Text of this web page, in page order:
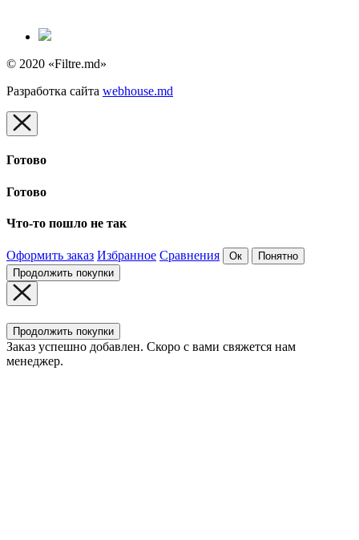
© 2020 «Filtre.md»
Разработка сайта webhouse.md
Готово
Готово
Что-то пошло не так
Оформить заказ Избранное Сравнения Ок
Понятно
Продолжить покупки
Продолжить покупки
Заказ успешно добавлен. Скоро с вами свяжется нам
менеджер.